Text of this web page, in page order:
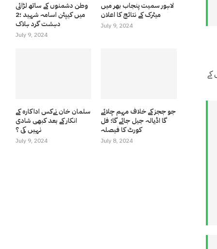
کے
وطن دشمنوں کے ساتھ لڑائی
میں کیپٹن اسامہ شہید ؛2
دہشت گرد ہلاک
July 9, 2024
لاہور سمیت پنجاب بھر میں
میٹرک کے نتائج کا اعلان
July 9, 2024
سلمان خان نےکس اداکارہ کے
انکار کے بعد کبھی شادی
نہیں کی ؟
July 9, 2024
جو ججز کے خلاف مہم چلائے
گا اڈیالہ جیل جائے گا؛ فل
کورٹ کا فیصلہ
July 8, 2024